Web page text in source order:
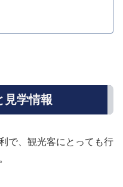
見学情報
で、観光客にとっても行